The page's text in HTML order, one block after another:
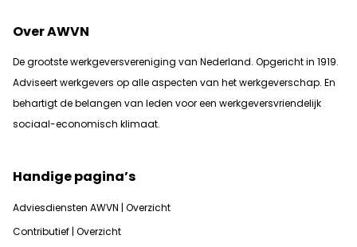
Over AWVN
De grootste werkgeversvereniging van Nederland. Opgericht in 1919.
Adviseert werkgevers op alle aspecten van het werkgeverschap. En
behartigt de belangen van leden voor een werkgeversvriendelijk
sociaal-economisch klimaat.
Handige pagina’s
Adviesdiensten AWVN | Overzicht
Contributief | Overzicht